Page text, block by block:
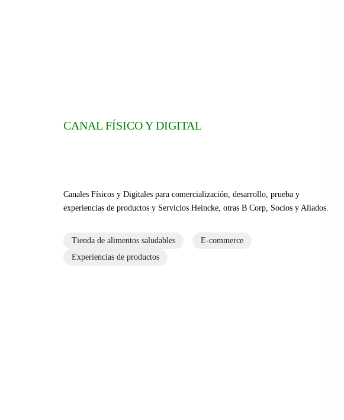
CANAL FÍSICO Y DIGITAL
Canales Físicos y Digitales para comercialización, desarrollo, prueba y
experiencias de productos y Servicios Heincke, otras B Corp, Socios y Aliados.
Tienda de alimentos saludables
E-commerce
Experiencias de productos